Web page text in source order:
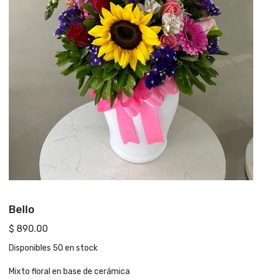
Bello
$ 890.00
Disponibles 50 en stock
Mixto floral en base de cerámica